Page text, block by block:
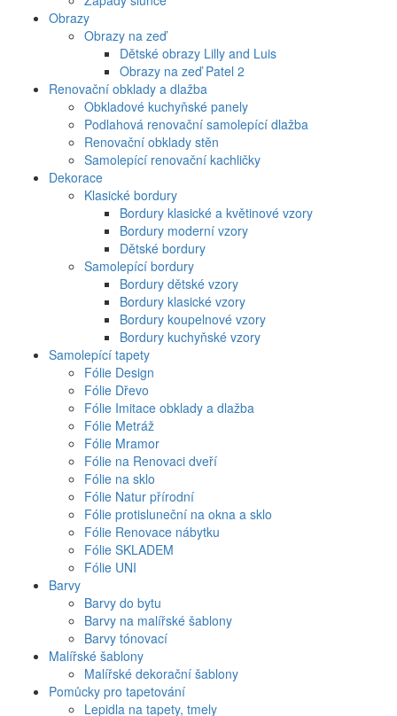
Obrazy
Obrazy na zeď
Dětské obrazy Lilly and Luis
Obrazy na zeď Patel 2
Renovační obklady a dlažba
Obkladové kuchyňské panely
Podlahová renovační samolepící dlažba
Renovační obklady stěn
Samolepící renovační kachličky
Dekorace
Klasické bordury
Bordury klasické a květinové vzory
Bordury moderní vzory
Dětské bordury
Samolepící bordury
Bordury dětské vzory
Bordury klasické vzory
Bordury koupelnové vzory
Bordury kuchyňské vzory
Samolepící tapety
Fólie Design
Fólie Dřevo
Fólie Imitace obklady a dlažba
Fólie Metráž
Fólie Mramor
Fólie na Renovaci dveří
Fólie na sklo
Fólie Natur přírodní
Fólie protisluneční na okna a sklo
Fólie Renovace nábytku
Fólie SKLADEM
Fólie UNI
Barvy
Barvy do bytu
Barvy na malířské šablony
Barvy tónovací
Malířské šablony
Malířské dekorační šablony
Pomůcky pro tapetování
Lepidla na tapety, tmely